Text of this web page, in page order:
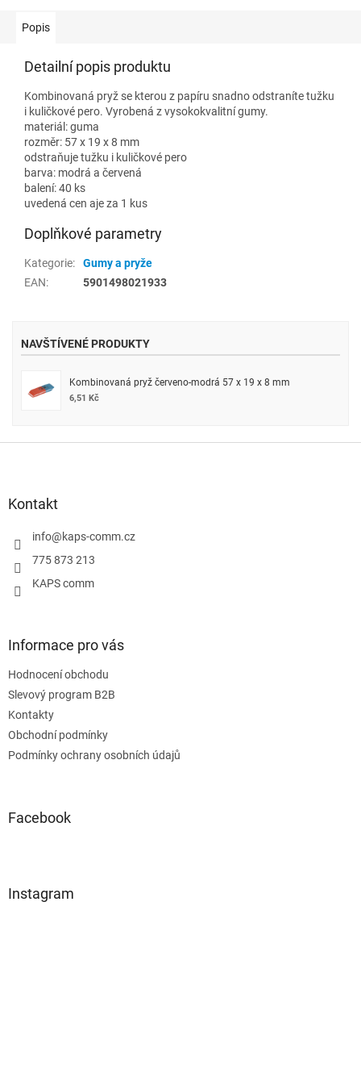
Popis
Detailní popis produktu
Kombinovaná pryž se kterou z papíru snadno odstraníte tužku
i kuličkové pero. Vyrobená z vysokokvalitní gumy.
materiál: guma
rozměr: 57 x 19 x 8 mm
odstraňuje tužku i kuličkové pero
barva: modrá a červená
balení: 40 ks
uvedená cen aje za 1 kus
Doplňkové parametry
Kategorie:
Gumy a pryže
EAN: 5901498021933
NAVŠTÍVENÉ PRODUKTY
Kombinovaná pryž červeno-modrá 57 x 19 x 8 mm
6,51 Kč
Kontakt
info@kaps-comm.cz
775 873 213
KAPS comm
Informace pro vás
Hodnocení obchodu
Slevový program B2B
Kontakty
Obchodní podmínky
Podmínky ochrany osobních údajů
Facebook
Instagram